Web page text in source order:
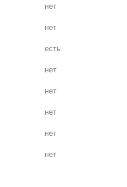
нет
нет
есть
нет
нет
нет
нет
нет